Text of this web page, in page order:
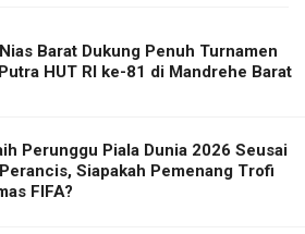
Barat Dukung Penuh Turnamen
HUT RI ke-81 di Mandrehe Barat
Perunggu Piala Dunia 2026 Seusai
Siapakah Pemenang Trofi
FIFA?